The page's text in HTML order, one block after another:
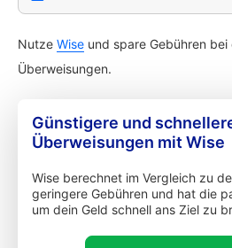
Nutze Wise und spare Gebühren
Überweisungen.
Günstigere und
Überweisungen mit Wise
Wise berechnet im Vergleich zu
geringere Gebühren und hat die
um dein Geld schnell ans Ziel zu